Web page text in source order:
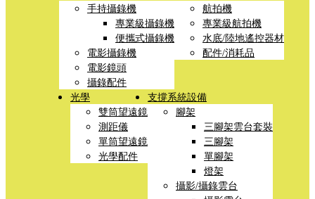
手持攝錄機
專業級攝錄機
便攜式攝錄機
電影攝錄機
電影鏡頭
攝錄配件
航拍機
專業級航拍機
水底/陸地遙控器材
配件/消耗品
光學
雙筒望遠鏡
測距儀
單筒望遠鏡
光學配件
支撐系統設備
腳架
三腳架雲台套裝
三腳架
單腳架
燈架
攝影/攝錄雲台